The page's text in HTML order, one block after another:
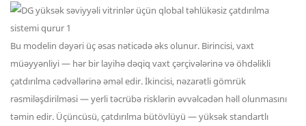
Bu modelin dəyəri üç əsas nəticədə əks olunur. Birincisi, vaxt
müəyyənliyi — hər bir layihə dəqiq vaxt çərçivələrinə və öhdəlikli
çatdırılma cədvəllərinə əməl edir. İkincisi, nəzarətli gömrük
rəsmiləşdirilməsi — yerli təcrübə risklərin əvvəlcədən həll olunmasını
təmin edir. Üçüncüsü, çatdırılma bütövlüyü — yüksək standartlı